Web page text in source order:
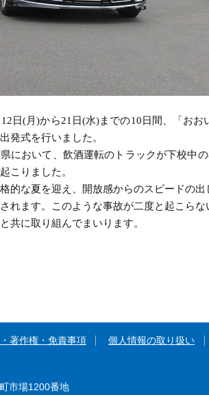
日(月)から21日(水)までの10日間、「お
発式を行いました。
において、飲酒運転のトラックが下校中
こりました。
的な夏を迎え、開放感からのスピードの
れます。このような事故が二度と起こら
共に取り組んでまいります。
著作権・免責事項 個人情報の取り扱い
市場1200番地